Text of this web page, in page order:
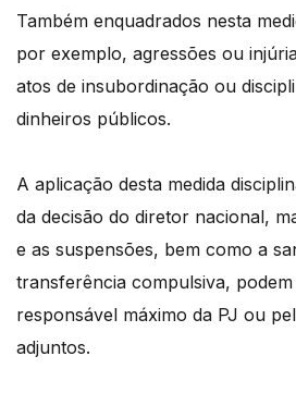
Também enquadrados nesta
por exemplo, agressões ou
atos de insubordinação ou
dinheiros públicos.
A aplicação desta medida
da decisão do diretor nacional,
e as suspensões, bem como a
transferência compulsiva,
responsável máximo da PJ ou
adjuntos.